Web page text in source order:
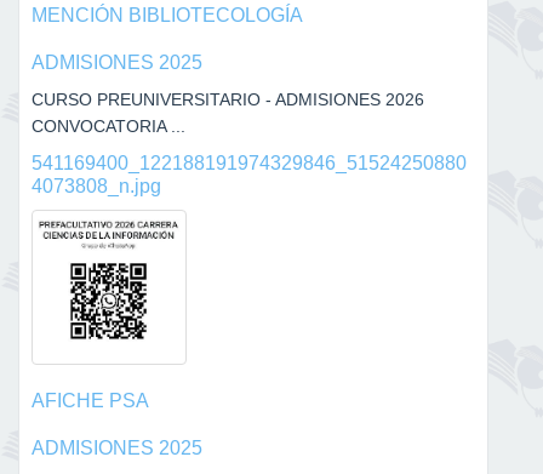
MENCIÓN BIBLIOTECOLOGÍA
ADMISIONES 2025
CURSO PREUNIVERSITARIO - ADMISIONES 2026
CONVOCATORIA ...
541169400_122188191974329846_51524250880
4073808_n.jpg
AFICHE PSA
ADMISIONES 2025